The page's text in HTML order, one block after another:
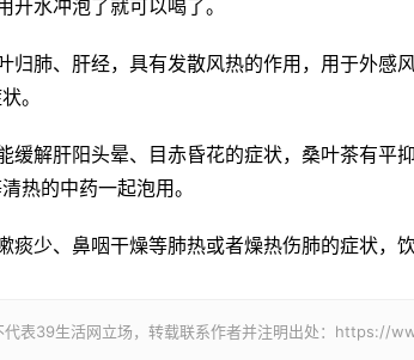
开水冲泡了就可以喝了。
归肺、肝经，具有发散风热的作用，用于外感
。
缓解肝阳头晕、目赤昏花的症状，桑叶茶有平
热的中药一起泡用。
痰少、鼻咽干燥等肺热或者燥热伤肺的症状，
代表39生活网立场，转载联系作者并注明出处：https://